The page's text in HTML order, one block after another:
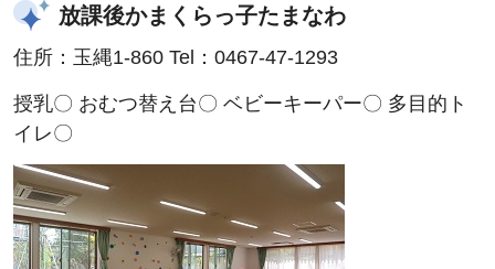
放課後かまくらっ子たまなわ
住所：玉縄1-860 Tel：0467-47-1293
授乳〇 おむつ替え台〇 ベビーキーパー〇 多目的ト
イレ〇